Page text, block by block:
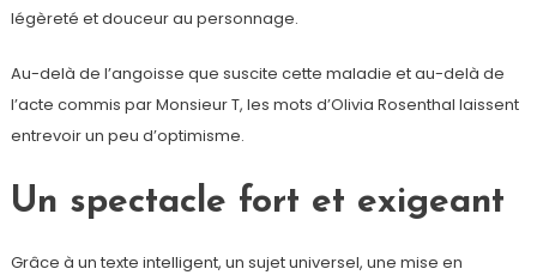
légèreté et douceur au personnage.
Au-delà de l’angoisse que suscite cette maladie et au-delà de
l’acte commis par Monsieur T, les mots d’Olivia Rosenthal laissent
entrevoir un peu d’optimisme.
Un spectacle fort et exigeant
Grâce à un texte intelligent, un sujet universel, une mise en